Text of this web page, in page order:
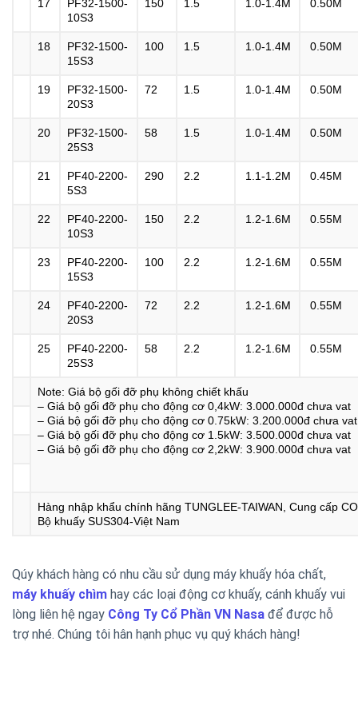
17
PF32-1500-
10S3
150 1.5 1.0-1.4M 0.50M
18
PF32-1500-
15S3
100 1.5 1.0-1.4M 0.50M
19
PF32-1500-
20S3
72 1.5 1.0-1.4M 0.50M
20
PF32-1500-
25S3
58 1.5 1.0-1.4M 0.50M
21
PF40-2200-
5S3
290 2.2 1.1-1.2M 0.45M
22
PF40-2200-
10S3
150 2.2 1.2-1.6M 0.55M
23
PF40-2200-
15S3
100 2.2 1.2-1.6M 0.55M
24
PF40-2200-
20S3
72 2.2 1.2-1.6M 0.55M
25
PF40-2200-
25S3
58 2.2 1.2-1.6M 0.55M
Note: Giá bộ gối đỡ phụ không chiết khấu
– Giá bộ gối đỡ phụ cho động cơ 0,4kW: 3.000.000đ chưa vat
– Giá bộ gối đỡ phụ cho động cơ 0.75kW: 3.200.000đ chưa vat
– Giá bộ gối đỡ phụ cho động cơ 1.5kW: 3.500.000đ chưa vat
– Giá bộ gối đỡ phụ cho động cơ 2,2kW: 3.900.000đ chưa vat
Hàng nhập khẩu chính hãng TUNGLEE-TAIWAN, Cung cấp
Bộ khuấy SUS304-Việt Nam
Qúy khách hàng có nhu cầu sử dụng máy khuấy hóa chất,
máy khuấy chìm hay các loại động cơ khuấy, cánh khuấy vui
lòng liên hệ ngay Công Ty Cổ Phần VN Nasa để được hỗ
trợ nhé. Chúng tôi hân hạnh phục vụ quý khách hàng!